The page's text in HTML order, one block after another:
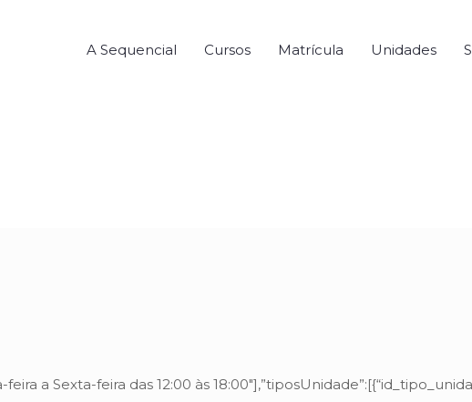
A Sequencial Cursos Matrícula Unidades
a Sexta-feira das 12:00 às